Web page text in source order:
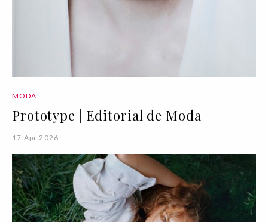
MODA
Prototype | Editorial de Moda
17 Apr 2026